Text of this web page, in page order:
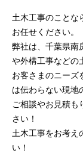
土木工事のことな
お任せください。
弊社は、千葉県南
や外構工事などの
お客さまのニーズ
は伝わらない現地
ご相談やお見積も
さい！
土木工事をお考え
い！